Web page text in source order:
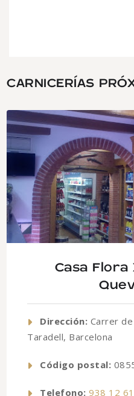
CARNICERÍAS
Casa
Dirección: Carrer
Taradell, Barcelona
Código postal:
Telefono: 938 12